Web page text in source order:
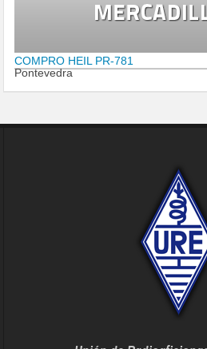
COMPRO HEIL PR-781
Pontevedra